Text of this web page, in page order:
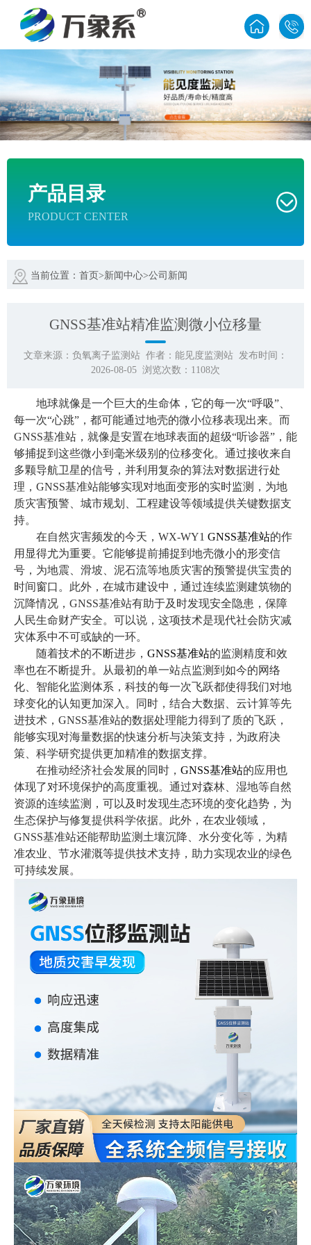
产品目录
PRODUCT CENTER
当前位置： 首页>新闻中心>公司新闻
GNSS基准站精准监测微小位移量
文章来源： 负氧离子监测站 作者： 能见度监测站 发布时间：
2026-08-05 浏览次数： 1108次
地球就像是一个巨大的生命体，它的每一次“呼吸”、
每一次“心跳”，都可能通过地壳的微小位移表现出来。而
GNSS基准站，就像是安置在地球表面的超级“听诊器”，能
够捕捉到这些微小到毫米级别的位移变化。通过接收来自
多颗导航卫星的信号，并利用复杂的算法对数据进行处
理，GNSS基准站能够实现对地面变形的实时监测，为地
质灾害预警、城市规划、工程建设等领域提供关键数据支
持。
在自然灾害频发的今天，WX-WY1 GNSS基准站的作
用显得尤为重要。它能够提前捕捉到地壳微小的形变信
号，为地震、滑坡、泥石流等地质灾害的预警提供宝贵的
时间窗口。此外，在城市建设中，通过连续监测建筑物的
沉降情况，GNSS基准站有助于及时发现安全隐患，保障
人民生命财产安全。可以说，这项技术是现代社会防灾减
灾体系中不可或缺的一环。
随着技术的不断进步， GNSS基准站的监测精度和效
率也在不断提升。从最初的单一站点监测到如今的网络
化、智能化监测体系，科技的每一次飞跃都使得我们对地
球变化的认知更加深入。同时，结合大数据、云计算等先
进技术，GNSS基准站的数据处理能力得到了质的飞跃，
能够实现对海量数据的快速分析与决策支持，为政府决
策、科学研究提供更加精准的数据支撑。
在推动经济社会发展的同时， GNSS基准站的应用也
体现了对环境保护的高度重视。通过对森林、湿地等自然
资源的连续监测，可以及时发现生态环境的变化趋势，为
生态保护与修复提供科学依据。此外，在农业领域，
GNSS基准站还能帮助监测土壤沉降、水分变化等，为精
准农业、节水灌溉等提供技术支持，助力实现农业的绿色
可持续发展。